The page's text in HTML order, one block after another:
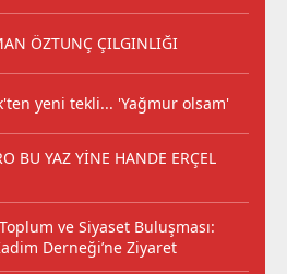
ÖZTUNÇ ÇILGINLIĞI
yeni tekli... 'Yağmur olsam'
BU YAZ YİNE HANDE ERÇEL
ve Siyaset Buluşması:
Derneği’ne Ziyaret